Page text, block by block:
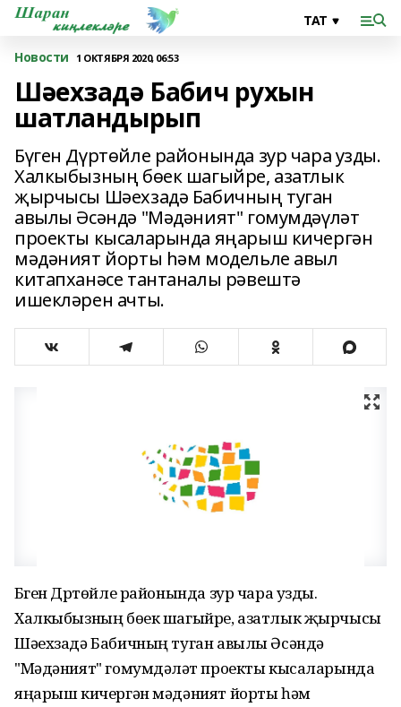
Новости 1 ОКТЯБРЯ 2020, 06:53
Шәехзадә Бабич рухын
шатландырып
Бүген Дүртөйле районында зур чара узды.
Халкыбызның бөек шагыйре, азатлык
җырчысы Шәехзадә Бабичның туган
авылы Әсәндә "Мәдәният" гомумдәүләт
проекты кысаларында яңарыш кичергән
мәдәният йорты һәм модельле авыл
китапханәсе тантаналы рәвештә
ишекләрен ачты.
Бүген Дүртөйле районында зур чара узды.
Халкыбызның бөек шагыйре, азатлык җырчысы
Шәехзадә Бабичның туган авылы Әсәндә
"Мәдәният" гомумдәүләт проекты кысаларында
яңарыш кичергән мәдәният йорты һәм